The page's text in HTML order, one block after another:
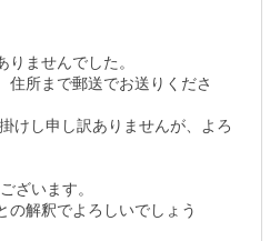
りませんでした。
住所まで郵送でお送りくださ
けし申し訳ありませんが、よろ
ざいます。
の解釈でよろしいでしょう